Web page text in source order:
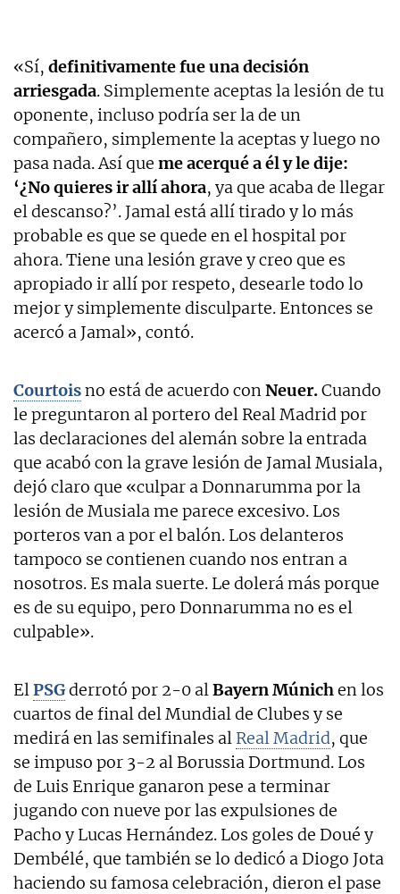
«Sí, definitivamente fue una decisión
arriesgada. Simplemente aceptas la lesión de tu
oponente, incluso podría ser la de un
compañero, simplemente la aceptas y luego no
pasa nada. Así que me acerqué a él y le dije:
‘¿No quieres ir allí ahora, ya que acaba de llegar
el descanso?’. Jamal está allí tirado y lo más
probable es que se quede en el hospital por
ahora. Tiene una lesión grave y creo que es
apropiado ir allí por respeto, desearle todo lo
mejor y simplemente disculparte. Entonces se
acercó a Jamal», contó.
Courtoisno está de acuerdo conNeuer.Cuando
le preguntaron al portero del Real Madrid por
las declaraciones del alemán sobre la entrada
que acabó con la grave lesión de Jamal Musiala,
dejó claro que «culpar a Donnarumma por la
lesión de Musiala me parece excesivo. Los
porteros van a por el balón. Los delanteros
tampoco se contienen cuando nos entran a
nosotros. Es mala suerte. Le dolerá más porque
es de su equipo, pero Donnarumma no es el
culpable».
ElPSGderrotó por 2-0 alBayern Múnichen los
cuartos de final del Mundial de Clubes y se
medirá en las semifinales al Real Madrid, que
se impuso por 3-2 al Borussia Dortmund. Los
de Luis Enrique ganaron pese a terminar
jugando con nueve por las expulsiones de
Pacho y Lucas Hernández. Los goles de Doué y
Dembélé, que también se lo dedicó a Diogo Jota
haciendo su famosa celebración, dieron el pase